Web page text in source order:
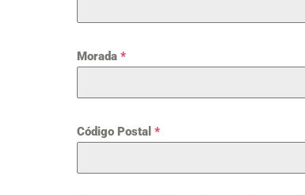
Morada *
Código Postal *